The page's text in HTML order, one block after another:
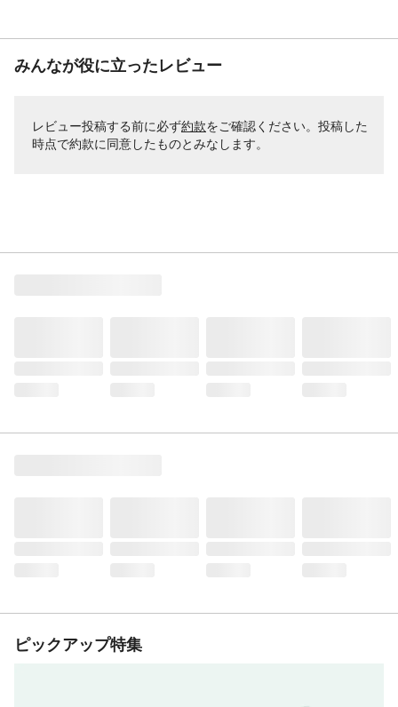
みんなが役に立ったレビュー
レビュー投稿する前に必ず約款をご確認ください。投稿した
時点で約款に同意したものとみなします。
ピックアップ特集